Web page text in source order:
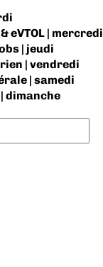
eVTOL | mercredi
| jeudi
| vendredi
| samedi
dimanche